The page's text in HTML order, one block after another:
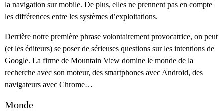
la navigation sur mobile. De plus, elles ne prennent pas en compte
les différences entre les systèmes d’exploitations.
Derrière notre première phrase volontairement provocatrice, on peut
(et les éditeurs) se poser de sérieuses questions sur les intentions de
Google. La firme de Mountain View domine le monde de la
recherche avec son moteur, des smartphones avec Android, des
navigateurs avec Chrome…
Monde